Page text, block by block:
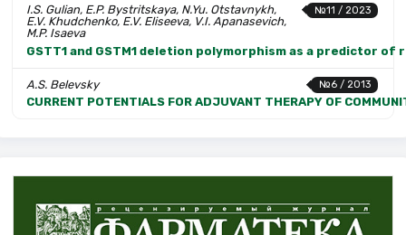
№11 / 2023
I.S. Gulian, E.P. Bystritskaya, N.Yu. Otstavnykh,
E.V. Khudchenko, E.V. Eliseeva, V.I. Apanasevich,
M.P. Isaeva
GSTT1 and GSTM1 deletion polymorphism as a predictor
№6 / 2013
A.S. Belevsky
CURRENT POTENTIALS FOR ADJUVANT THERAPY OF